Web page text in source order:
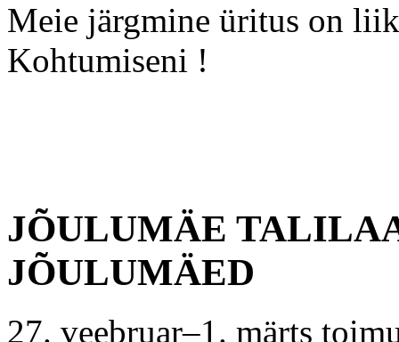
Meie järgmine üritus on
Kohtumiseni !
JÕULUMÄE
JÕULUMÄED
27. veebruar–1. märts